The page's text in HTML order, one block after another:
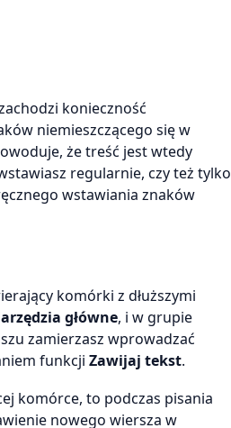
konieczność
niemieszczącego się w
że treść jest wtedy
regularnie, czy też tylko
wstawiania znaków
komórki z dłuższymi
główne, i w grupie
zamierzasz wprowadzać
funkcji Zawijaj tekst.
komórce, to podczas pisania
nowego wiersza w